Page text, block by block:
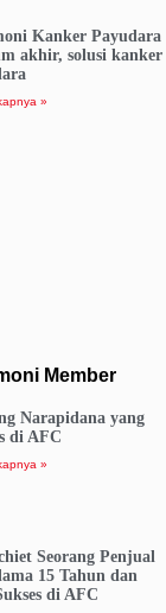
Kanker Payudara
akhir, solusi kanker
»
Member
Narapidana yang
di AFC
»
Seorang Penjual
15 Tahun dan
di AFC